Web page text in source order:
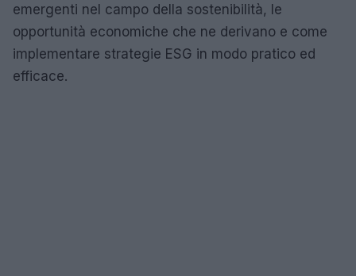
emergenti nel campo della sostenibilità, le
opportunità economiche che ne derivano e come
implementare strategie ESG in modo pratico ed
efficace.